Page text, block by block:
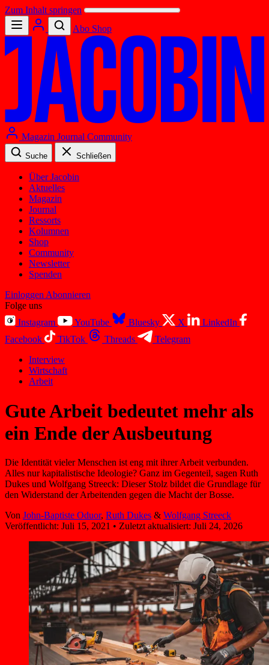
Zum Inhalt springen
Abo Shop
Magazin Journal Community
Suche Schließen
Über Jacobin
Aktuelles
Magazin
Journal
Ressorts
Kolumnen
Shop
Community
Newsletter
Spenden
Einloggen Abonnieren
Folge uns
Instagram
YouTube Bluesky X
LinkedIn
Facebook
TikTok Threads
Telegram
Interview
Wirtschaft
Arbeit
Gute Arbeit bedeutet mehr als
ein Ende der Ausbeutung
Die Identität vieler Menschen ist eng mit ihrer Arbeit verbunden.
Alles nur kapitalistische Ideologie? Ganz im Gegenteil, sagen Ruth
Dukes und Wolfgang Streeck: Dieser Stolz bildet die Grundlage für
den Widerstand der Arbeitenden gegen die Macht der Bosse.
Von John-Baptiste Oduor, Ruth Dukes & Wolfgang Streeck
Veröffentlicht: Juli 15, 2021 • Zuletzt aktualisiert: Juli 24, 2026